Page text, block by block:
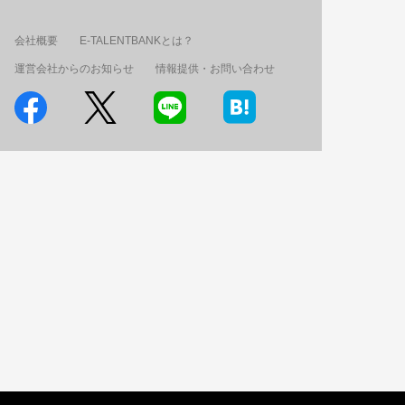
会社概要 E-TALENTBANKとは？
運営会社からのお知らせ 情報提供・お問い合わせ